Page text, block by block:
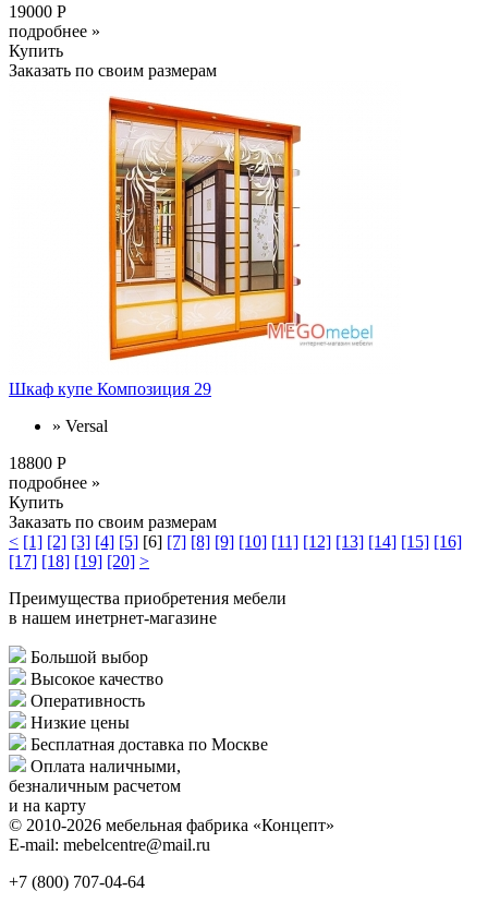
19000 Р
подробнее »
Купить
Заказать по своим размерам
Шкаф купе Композиция 29
» Versal
18800 Р
подробнее »
Купить
Заказать по своим размерам
< [1] [2] [3] [4] [5] [6] [7] [8] [9] [10] [11] [12] [13] [14] [15] [16]
[17] [18] [19] [20] >
Преимущества приобретения мебели
в нашем инетрнет-магазине
Большой выбор
Высокое качество
Оперативность
Низкие цены
Бесплатная доставка по Москве
Оплата наличными,
безналичным расчетом
и на карту
© 2010-2026 мебельная фабрика «Концепт»
E-mail: mebelcentre@mail.ru
+7 (800) 707-04-64